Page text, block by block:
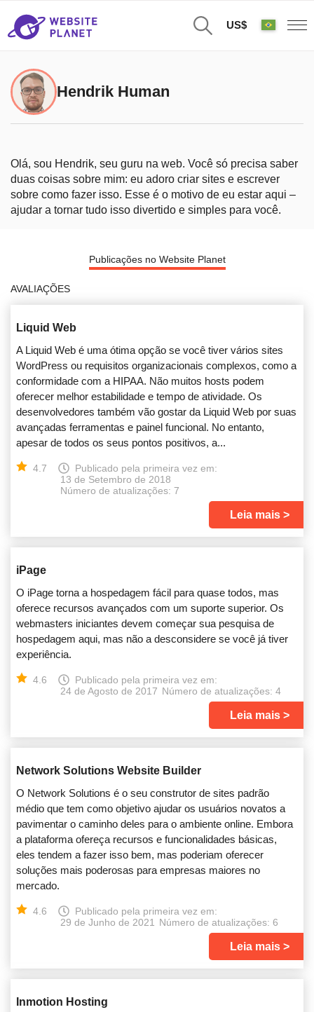
US$
Hendrik Human
Olá, sou Hendrik, seu guru na web. Você só precisa saber
duas coisas sobre mim: eu adoro criar sites e escrever
sobre como fazer isso. Esse é o motivo de eu estar aqui –
ajudar a tornar tudo isso divertido e simples para você.
Publicações no Website Planet
AVALIAÇÕES
Liquid Web
A Liquid Web é uma ótima opção se você tiver vários sites
WordPress ou requisitos organizacionais complexos, como a
conformidade com a HIPAA. Não muitos hosts podem
oferecer melhor estabilidade e tempo de atividade. Os
desenvolvedores também vão gostar da Liquid Web por suas
avançadas ferramentas e painel funcional. No entanto,
apesar de todos os seus pontos positivos, a...
4.7
Publicado pela primeira vez em:
13 de Setembro de 2018
Número de atualizações: 7
Leia mais
iPage
O iPage torna a hospedagem fácil para quase todos, mas
oferece recursos avançados com um suporte superior. Os
webmasters iniciantes devem começar sua pesquisa de
hospedagem aqui, mas não a desconsidere se você já tiver
experiência.
4.6
Publicado pela primeira vez em:
24 de Agosto de 2017 Número de atualizações: 4
Leia mais
Network Solutions Website Builder
O Network Solutions é o seu construtor de sites padrão
médio que tem como objetivo ajudar os usuários novatos a
pavimentar o caminho deles para o ambiente online. Embora
a plataforma ofereça recursos e funcionalidades básicas,
eles tendem a fazer isso bem, mas poderiam oferecer
soluções mais poderosas para empresas maiores no
mercado.
4.6
Publicado pela primeira vez em:
29 de Junho de 2021
Número de atualizações: 6
Leia mais
Inmotion Hosting